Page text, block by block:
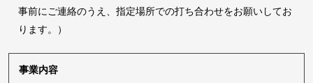
事前にご連絡のうえ、指定場所での打ち合わせをお願いしてお
ります。）
事業内容